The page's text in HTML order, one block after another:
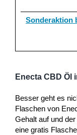
Sonderaktion
Enecta CBD Öl
Besser geht es
Flaschen von
Gehalt auf und der
eine gratis